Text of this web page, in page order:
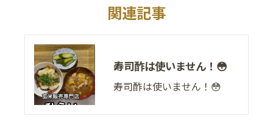
関連記事
寿司酢は使いません！😳
寿司酢は使いません！😳